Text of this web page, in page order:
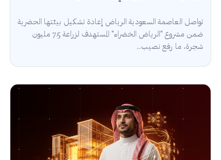
تواصل العاصمة السعودية الرياض إعادة تشكيل بيئتها الحضرية
ضمن مشروع "الرياض الخضراء" المستهدف لزراعة 7.5 مليون
شجرة، ما رفع نصيب...